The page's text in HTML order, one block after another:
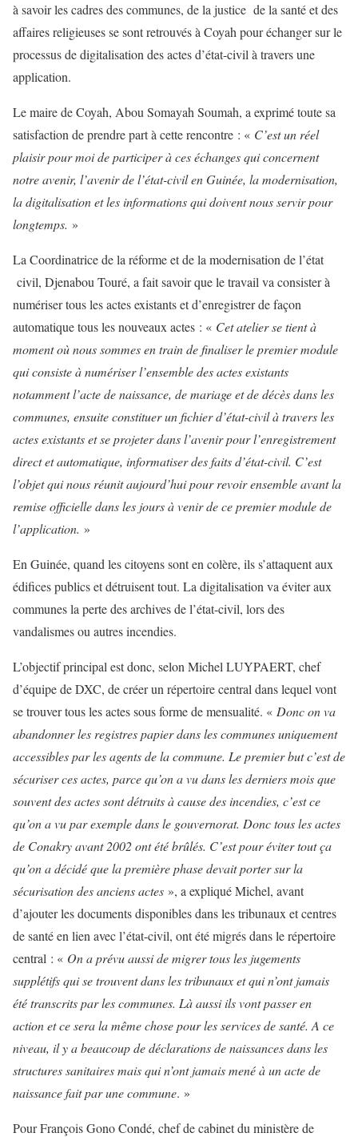
à savoir les cadres des communes, de la justice de la santé et des
affaires religieuses se sont retrouvés à Coyah pour échanger sur le
processus de digitalisation des actes d’état-civil à travers une
application.
Le maire de Coyah, Abou Somayah Soumah, a exprimé toute sa
satisfaction de prendre part à cette rencontre : « C’est un réel
plaisir pour moi de participer à ces échanges qui concernent
notre avenir, l’avenir de l’état-civil en Guinée, la modernisation,
la digitalisation et les informations qui doivent nous servir pour
longtemps. »
La Coordinatrice de la réforme et de la modernisation de l’état
civil, Djenabou Touré, a fait savoir que le travail va consister à
numériser tous les actes existants et d’enregistrer de façon
automatique tous les nouveaux actes : « Cet atelier se tient à
moment où nous sommes en train de finaliser le premier module
qui consiste à numériser l’ensemble des actes existants
notamment l’acte de naissance, de mariage et de décès dans les
communes, ensuite constituer un fichier d’état-civil à travers les
actes existants et se projeter dans l’avenir pour l’enregistrement
direct et automatique, informatiser des faits d’état-civil. C’est
l’objet qui nous réunit aujourd’hui pour revoir ensemble avant la
remise officielle dans les jours à venir de ce premier module de
l’application. »
En Guinée, quand les citoyens sont en colère, ils s’attaquent aux
édifices publics et détruisent tout. La digitalisation va éviter aux
communes la perte des archives de l’état-civil, lors des
vandalismes ou autres incendies.
L’objectif principal est donc, selon Michel LUYPAERT, chef
d’équipe de DXC, de créer un répertoire central dans lequel vont
se trouver tous les actes sous forme de mensualité. « Donc on va
abandonner les registres papier dans les communes uniquement
accessibles par les agents de la commune. Le premier but c’est de
sécuriser ces actes, parce qu’on a vu dans les derniers mois que
souvent des actes sont détruits à cause des incendies, c’est ce
qu’on a vu par exemple dans le gouvernorat. Donc tous les actes
de Conakry avant 2002 ont été brûlés. C’est pour éviter tout ça
qu’on a décidé que la première phase devait porter sur la
sécurisation des anciens actes », a expliqué Michel, avant
d’ajouter les documents disponibles dans les tribunaux et centres
de santé en lien avec l’état-civil, ont été migrés dans le répertoire
central : « On a prévu aussi de migrer tous les jugements
supplétifs qui se trouvent dans les tribunaux et qui n’ont jamais
été transcrits par les communes. Là aussi ils vont passer en
action et ce sera la même chose pour les services de santé. A ce
niveau, il y a beaucoup de déclarations de naissances dans les
structures sanitaires mais qui n’ont jamais mené à un acte de
naissance fait par une commune. »
Pour François Gono Condé, chef de cabinet du ministère de